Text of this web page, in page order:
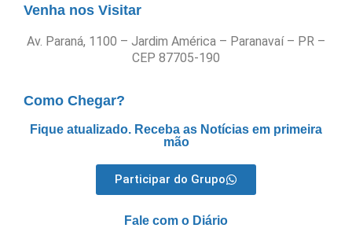
Venha nos Visitar
Av. Paraná, 1100 – Jardim América – Paranavaí – PR –
CEP 87705-190
Como Chegar?
Fique atualizado. Receba as Notícias em primeira
mão
Participar do Grupo
Fale com o Diário